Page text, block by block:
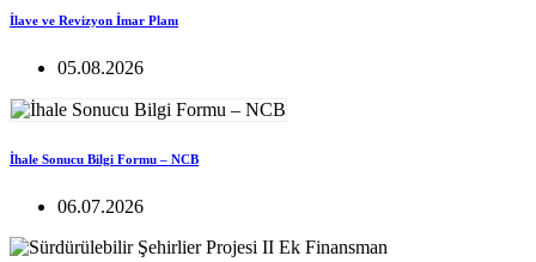
İlave ve Revizyon İmar Planı
05.08.2026
İhale Sonucu Bilgi Formu – NCB
06.07.2026